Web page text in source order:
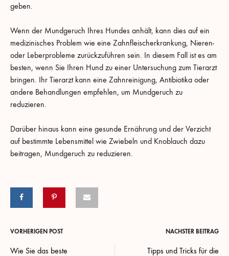
geben.
Wenn der Mundgeruch Ihres Hundes anhält, kann dies auf ein
medizinisches Problem wie eine Zahnfleischerkrankung, Nieren-
oder Leberprobleme zurückzuführen sein. In diesem Fall ist es am
besten, wenn Sie Ihren Hund zu einer Untersuchung zum Tierarzt
bringen. Ihr Tierarzt kann eine Zahnreinigung, Antibiotika oder
andere Behandlungen empfehlen, um Mundgeruch zu
reduzieren.
Darüber hinaus kann eine gesunde Ernährung und der Verzicht
auf bestimmte Lebensmittel wie Zwiebeln und Knoblauch dazu
beitragen, Mundgeruch zu reduzieren.
Nachnavigation
VORHERIGEN POST NÄCHSTER BEITRAG
Wie Sie das beste
Tipps und Tricks für die